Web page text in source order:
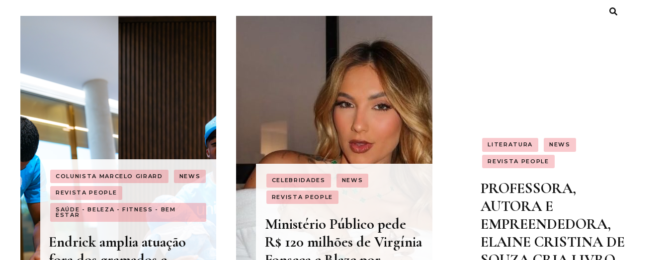
COLUNISTA MARCELO GIRARD NEWS
REVISTA PEOPLE
SAÚDE - BELEZA - FITNESS - BEM
ESTAR
Endrick amplia atuação
CELEBRIDADES NEWS
REVISTA PEOPLE
Ministério Público pede
R$ 120 milhões de Virgínia
LITERATURA NEWS
REVISTA PEOPLE
PROFESSORA,
AUTORA E
EMPREENDEDORA,
ELAINE CRISTINA DE